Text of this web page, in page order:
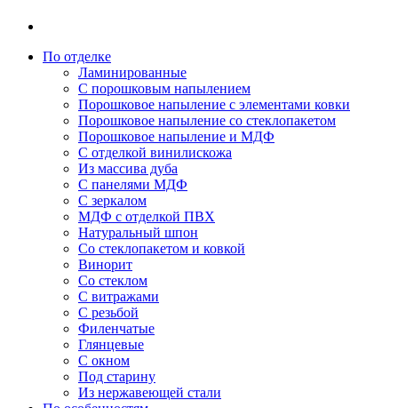
По отделке
Ламинированные
С порошковым напылением
Порошковое напыление с элементами ковки
Порошковое напыление со стеклопакетом
Порошковое напыление и МДФ
С отделкой винилискожа
Из массива дуба
С панелями МДФ
С зеркалом
МДФ с отделкой ПВХ
Натуральный шпон
Со стеклопакетом и ковкой
Винорит
Со стеклом
С витражами
С резьбой
Филенчатые
Глянцевые
С окном
Под старину
Из нержавеющей стали